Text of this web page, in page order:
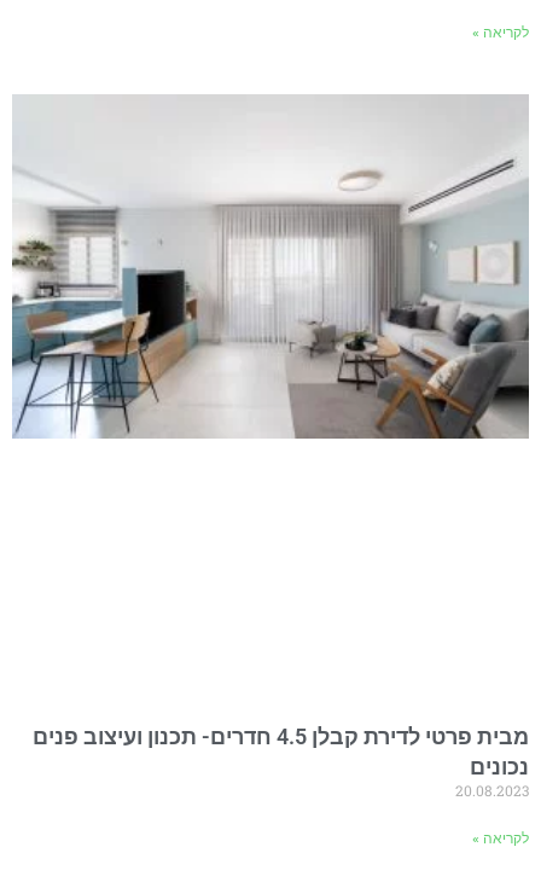
לקריאה »
מבית פרטי לדירת קבלן 4.5 חדרים- תכנון ועיצוב פנים
נכונים
20.08.2023
לקריאה »